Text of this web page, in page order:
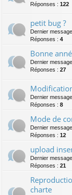
Réponses : 122
petit bug ?
Dernier
Réponses : 4
Bonne
Dernier
Réponses : 27
Dernier
Réponses : 8
Mode de
Dernier
Réponses : 12
upload
Dernier
Réponses : 21
charte